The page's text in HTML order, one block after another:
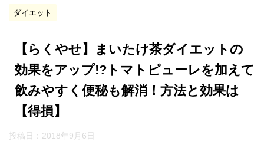
ダイエット
【らくやせ】まいたけ茶ダイエットの
効果をアップ!?トマトピューレを加えて
飲みやすく便秘も解消！方法と効果は
【得損】
投稿日： 2018年9月6日